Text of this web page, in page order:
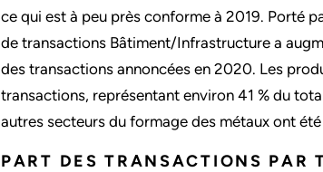
ce qui est à peu près conforme à 2019. Porté
de transactions Bâtiment/Infrastructure a
des transactions annoncées en 2020. Les
transactions, représentant environ 41 % du
autres secteurs du formage des métaux ont
PART DES TRANSACTIONS PAR